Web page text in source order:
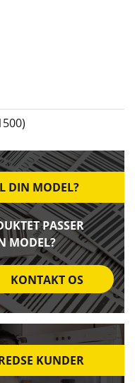
DIN MODEL?
PASSER
MODEL?
KONTAKT OS
KUNDER